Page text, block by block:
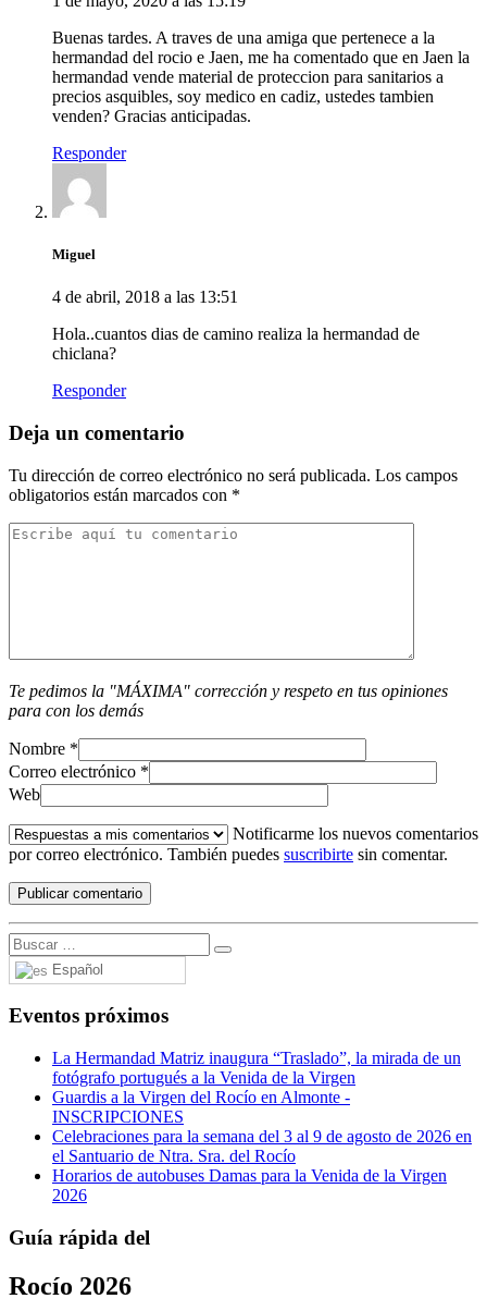
Buenas tardes. A traves de una amiga que pertenece a la
hermandad del rocio e Jaen, me ha comentado que en Jaen la
hermandad vende material de proteccion para sanitarios a
precios asquibles, soy medico en cadiz, ustedes tambien
venden? Gracias anticipadas.
Responder
Miguel
4 de abril, 2018 a las 13:51
Hola..cuantos dias de camino realiza la hermandad de
chiclana?
Responder
Deja un comentario
Tu dirección de correo electrónico no será publicada. Los campos
obligatorios están marcados con *
Te pedimos la "MÁXIMA" corrección y respeto en tus opiniones
para con los demás
Nombre *
Correo electrónico *
Web
Notificarme los nuevos comentarios
por correo electrónico. También puedes suscribirte sin comentar.
Español
Eventos próximos
La Hermandad Matriz inaugura “Traslado”, la mirada de un
fotógrafo portugués a la Venida de la Virgen
Guardis a la Virgen del Rocío en Almonte -
INSCRIPCIONES
Celebraciones para la semana del 3 al 9 de agosto de 2026 en
el Santuario de Ntra. Sra. del Rocío
Horarios de autobuses Damas para la Venida de la Virgen
2026
Guía rápida del
Rocío 2026